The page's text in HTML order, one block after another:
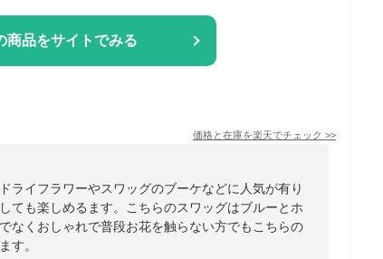
商品をサイトでみる
価格と在庫を楽天でチェック >>
ライフラワーやスワッグのブーケなどに人気が有り
ても楽しめるます。こちらのスワッグはブルーとホ
なくおしゃれで普段お花を触らない方でもこちらの
す。